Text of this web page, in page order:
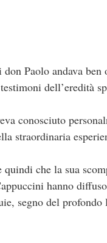
Paolo andava
dell’eredità
conosciuto
straordinaria
quindi che la sua
hanno
segno del